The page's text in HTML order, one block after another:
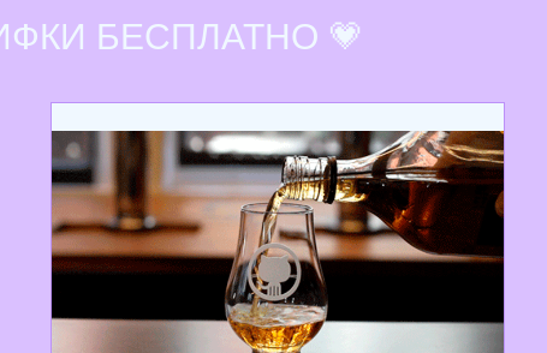
БЕСПЛАТНО 💗